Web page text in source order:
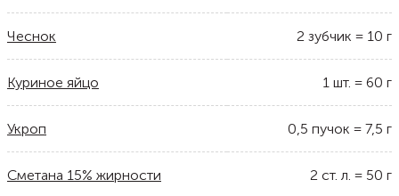
Чеснок 2 зубчик = 10 г
Куриное яйцо 1 шт. = 60 г
Укроп 0,5 пучок = 7,5 г
Сметана 15% жирности 2 ст. л. = 50 г